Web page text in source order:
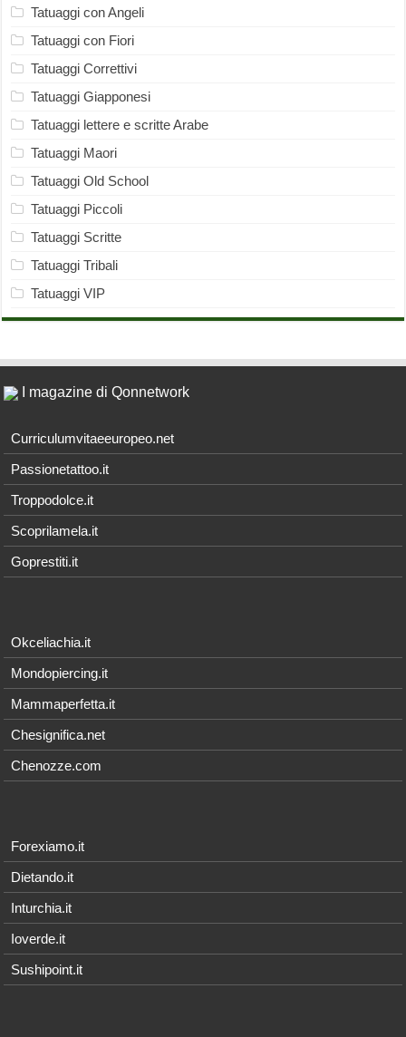
Tatuaggi con Angeli
Tatuaggi con Fiori
Tatuaggi Correttivi
Tatuaggi Giapponesi
Tatuaggi lettere e scritte Arabe
Tatuaggi Maori
Tatuaggi Old School
Tatuaggi Piccoli
Tatuaggi Scritte
Tatuaggi Tribali
Tatuaggi VIP
I magazine di Qonnetwork
Curriculumvitaeeuropeo.net
Passionetattoo.it
Troppodolce.it
Scoprilamela.it
Goprestiti.it
Okceliachia.it
Mondopiercing.it
Mammaperfetta.it
Chesignifica.net
Chenozze.com
Forexiamo.it
Dietando.it
Inturchia.it
Ioverde.it
Sushipoint.it